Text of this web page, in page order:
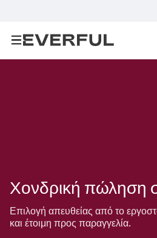
Επιλογή απευθείας από το
και έτοιμη προς παραγγελία.